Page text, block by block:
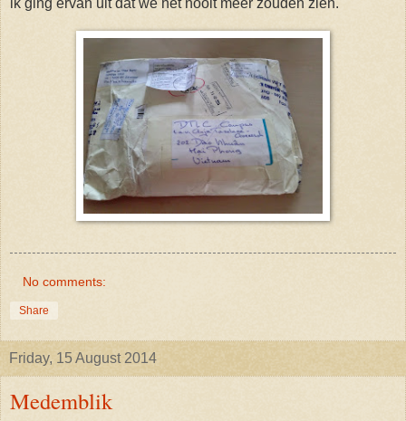
ik ging ervan uit dat we het nooit meer zouden zien.
No comments:
Share
Friday, 15 August 2014
Medemblik